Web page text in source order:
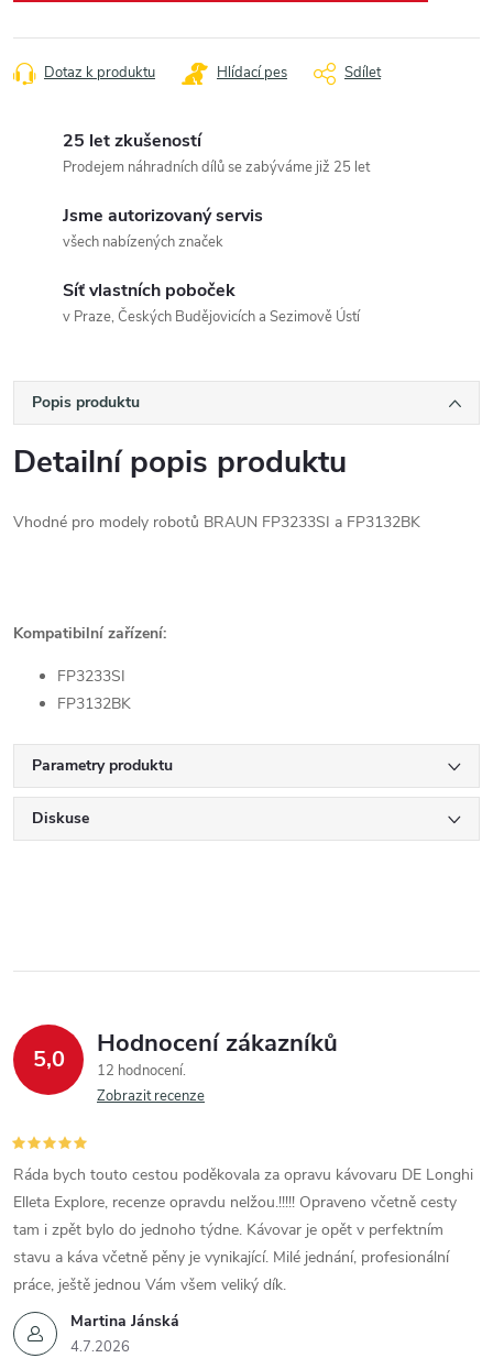
Dotaz k produktu Hlídací pes Sdílet
25 let zkušeností
Prodejem náhradních dílů se zabýváme již 25 let
Jsme autorizovaný servis
všech nabízených značek
Síť vlastních poboček
v Praze, Českých Budějovicích a Sezimově Ústí
Popis produktu
Detailní popis produktu
Vhodné pro modely robotů BRAUN FP3233SI a FP3132BK
Kompatibilní zařízení:
FP3233SI
FP3132BK
Parametry produktu
Diskuse
5,0 Hodnocení zákazníků
12 hodnocení
Zobrazit recenze
Martina Jánská
4.7.2026
Ráda bych touto cestou poděkovala za opravu kávovaru DE Longhi
Elleta Explore, recenze opravdu nelžou.!!!!! Opraveno včetně cesty
tam i zpět bylo do jednoho týdne. Kávovar je opět v perfektním
stavu a káva včetně pěny je vynikající. Milé jednání, profesionální
práce, ještě jednou Vám všem veliký dík.